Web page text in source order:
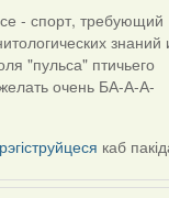
- спорт, требующий
знаний
"пульса" птичьего
очень БА-А-А-
каб